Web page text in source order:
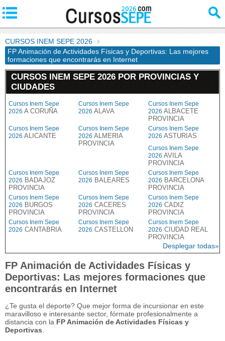
CURSOS INEM SEPE 2026
FP Animación de Actividades Físicas y Deportivas: Las mejores
formaciones que encontrarás en Internet
CURSOS INEM SEPE 2026 POR PROVINCIAS Y
CIUDADES
Cursos Inem Sepe
2026 A CORUÑA
Cursos Inem Sepe
2026 ALAVA
Cursos Inem Sepe
2026 ALBACETE
PROVINCIA
Cursos Inem Sepe
2026 ALICANTE
Cursos Inem Sepe
2026 ALMERIA
PROVINCIA
Cursos Inem Sepe
2026 ASTURIAS
Cursos Inem Sepe
2026 AVILA
PROVINCIA
Cursos Inem Sepe
2026 BADAJOZ
PROVINCIA
Cursos Inem Sepe
2026 BALEARES
Cursos Inem Sepe
2026 BARCELONA
PROVINCIA
Cursos Inem Sepe
2026 BURGOS
PROVINCIA
Cursos Inem Sepe
2026 CACERES
PROVINCIA
Cursos Inem Sepe
2026 CADIZ
PROVINCIA
Cursos Inem Sepe
2026 CANTABRIA
Cursos Inem Sepe
2026 CASTELLON
Cursos Inem Sepe
2026 CIUDAD REAL
PROVINCIA
Desplegar todas»
FP Animación de Actividades Físicas y
Deportivas: Las mejores formaciones que
encontrarás en Internet
¿Te gusta el deporte? Que mejor forma de incursionar en este
maravilloso e interesante sector, fórmate profesionalmente a
distancia con la FP Animación de Actividades Físicas y
Deportivas